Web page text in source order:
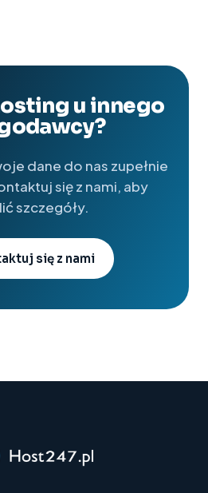
u innego
dane do nas zupełnie
się z nami, aby
szczegóły.
się z nami